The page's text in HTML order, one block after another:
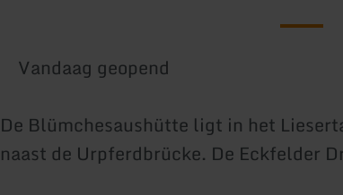
Vandaag geopend
De Blümchesaushütte ligt in het
naast de Urpferdbrücke. De Eckfelder